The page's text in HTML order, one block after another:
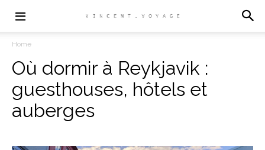
Home
Où dormir à Reykjavik :
guesthouses, hôtels et
auberges